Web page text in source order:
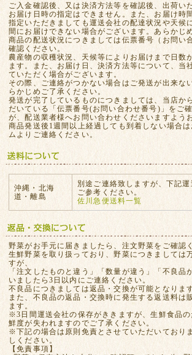
ご入金確認後、又は決済方法等を確認後、出荷い
お届け日時の指定はできません。また、お届け時
指定いただきましても運送会社の配達状況や天候
間にお届けできない場合がございます。あらかじ
商品の配送状況につきましては伝票番号（お問い
確認ください。
農産物の収穫状況、天候等によりお届けまで日数
ます。また、お届け日、決済方法等について、当
ていただく場合がございます。
その際、ご連絡がつかない場合はご発送が出来な
らかじめご了承ください。
発送が完了しているものにつきましては、当店か
だいている「伝票番号(お問い合わせ番号)」をご
が、配送業者様へお問い合わせくださいますよう
商品発送後1週間以上経過しても到着しない場合
ムよりご連絡ください。
沖縄・北海
道・離島
別途ご連絡致しますが、下記
ご参考ください。
佐川急便送料一覧
野菜がお手元に届きましたら、注文野菜をご確認
生鮮野菜を取り扱っており、野菜につきましては
すが、
「注文したものと違う」「数量が違う」「不良品
いましたら3日以内にご連絡ください。
不良品につきましては返品・交換が可能となります
また、不良品の返品・交換時に発生する返送料は
ます。
※3日間運送会社の保存がききますが、生鮮食品
鮮度が失われますのでご了承ください。
※下記の場合は原則免責とさせていただいており
しください。
【免責事項】